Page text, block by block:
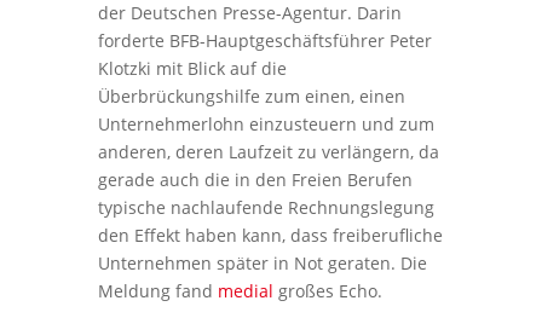
der Deutschen Presse-Agentur. Darin
forderte BFB-Hauptgeschäftsführer Peter
Klotzki mit Blick auf die
Überbrückungshilfe zum einen, einen
Unternehmerlohn einzusteuern und zum
anderen, deren Laufzeit zu verlängern, da
gerade auch die in den Freien Berufen
typische nachlaufende Rechnungslegung
den Effekt haben kann, dass freiberufliche
Unternehmen später in Not geraten. Die
Meldung fand medial großes Echo.